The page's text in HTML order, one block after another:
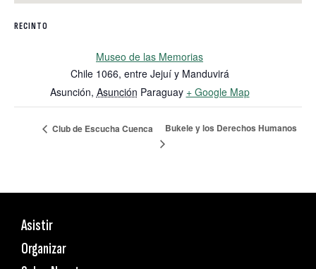
RECINTO
Museo de las Memorias
Chile 1066, entre Jejuí y Manduvirá
Asunción, Asunción Paraguay + Google Map
Club de Escucha Cuenca Bukele y los Derechos Humanos
Asistir
Organizar